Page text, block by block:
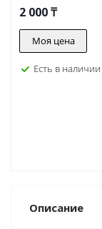
2 000₸
Моя цена
Есть в наличии
Описание